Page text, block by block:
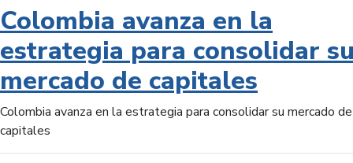
Colombia avanza en la
estrategia para consolidar
mercado de capitales
Colombia avanza en la estrategia para consolidar su mercado de
capitales